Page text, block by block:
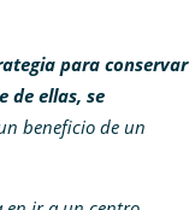
para conservar
de ellas, se
beneficio de un